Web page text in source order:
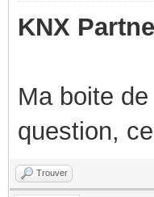
KNX
Ma boite
question,
Trouver